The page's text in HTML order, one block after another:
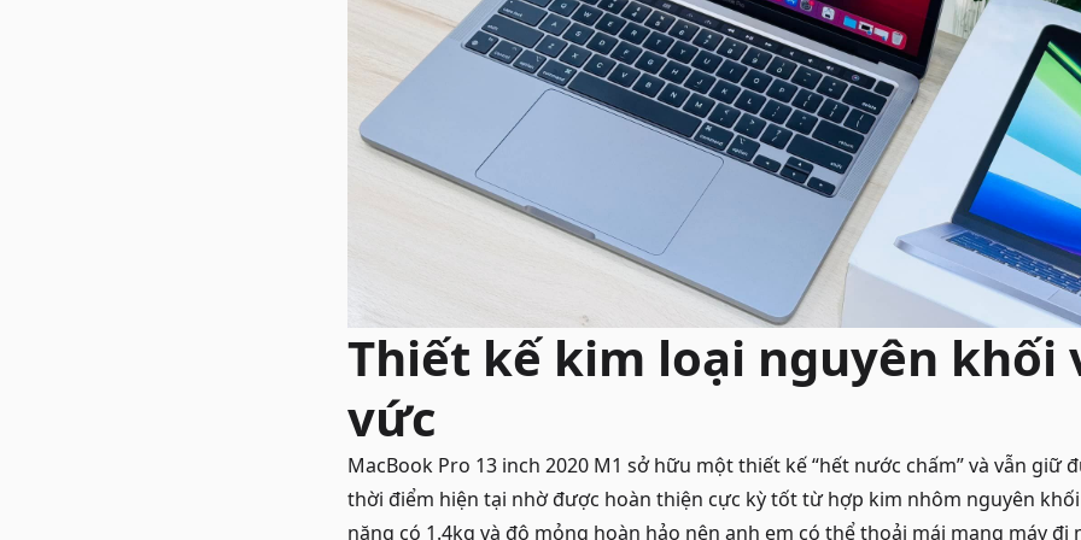
Thiết kế kim loại nguyên khối
vức
MacBook Pro 13 inch 2020 M1 sở hữu một thiết kế “hết nước chấm” và vẫn giữ
thời điểm hiện tại nhờ được hoàn thiện cực kỳ tốt từ hợp kim nhôm nguyên
nặng có 1.4kg và độ mỏng hoàn hảo nên anh em có thể thoải mái mang máy đi